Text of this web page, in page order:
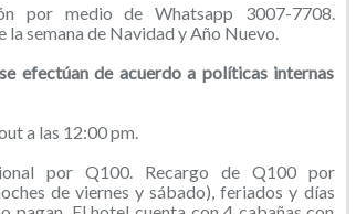
por medio de Whatsapp 3007-7708.
semana de Navidad y Año Nuevo.
efectúan de acuerdo a políticas internas
a las 12:00 pm.
por Q100. Recargo de Q100 por
de viernes y sábado), feriados y días